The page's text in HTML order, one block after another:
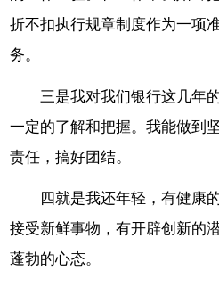
折不扣执行规章制度作为一项
务。
三是我对我们银行这几年
一定的了解和把握。我能做到
责任，搞好团结。
四就是我还年轻，有健康
接受新鲜事物，有开辟创新的
蓬勃的心态。